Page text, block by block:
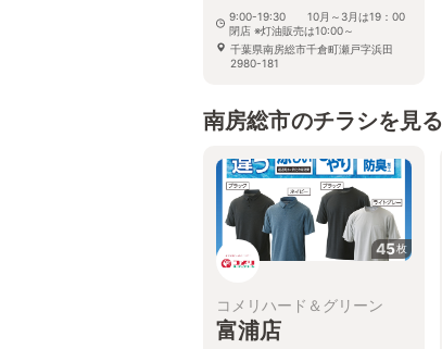
9:00-19:30 10月～3月は19：00
閉店 ※灯油販売は10:00～
千葉県南房総市千倉町瀬戸字浜田
2980-181
南房総市のチラシを見る
45枚
コメリハード＆グリーン
富浦店